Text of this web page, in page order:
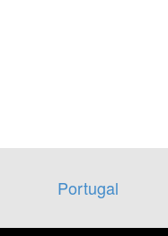
Portugal